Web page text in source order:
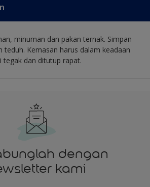
minuman dan pakan ternak. Simpan
teduh. Kemasan harus dalam keadaan
tegak dan ditutup rapat.
dengan
kami